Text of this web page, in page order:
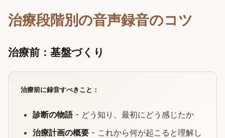
治療段階別の音声録音のコツ
治療前：基盤づくり
治療前に録音すべきこと：
診断の物語- どう知り、最初にどう感じたか
治療計画の概要 - これから何が起こると理解し